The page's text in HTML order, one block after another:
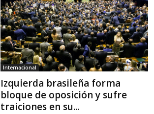
Internacional
Izquierda brasileña forma
bloque de oposición y sufre
traiciones en su...